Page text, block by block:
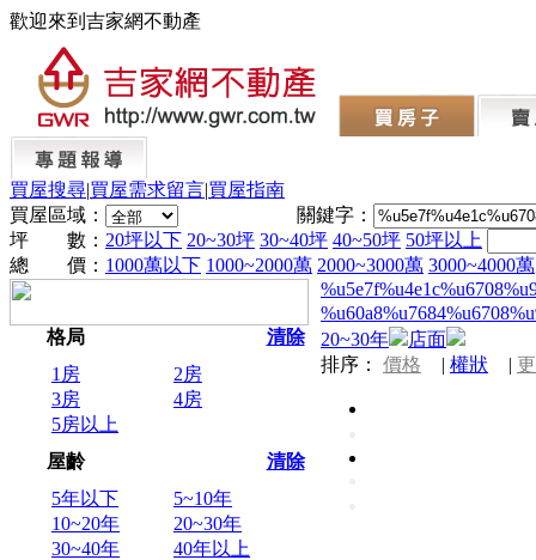
歡迎來到吉家網不動產
買屋搜尋|買屋需求留言|買屋指南
買屋區域：
關鍵字：
坪 數： 20坪以下 20~30坪 30~40坪 40~50坪 50坪以上
總 價： 1000萬以下 1000~2000萬 2000~3000萬 3000~4000萬
格局
清除
1房
2房
3房
4房
5房以上
屋齡
清除
5年以下
5~10年
10~20年
20~30年
30~40年
40年以上
20~30年
店面
排序： 價格 | 權狀 |